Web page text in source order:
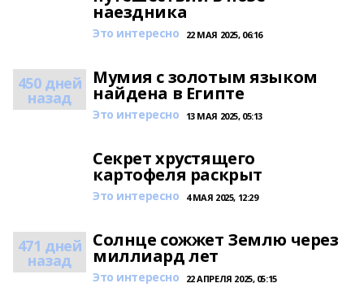
наездника
Это интересно 22 МАЯ 2025, 06:16
450 дней
назад
Мумия с золотым языком
найдена в Египте
Это интересно 13 МАЯ 2025, 05:13
Секрет хрустящего
картофеля раскрыт
Это интересно 4 МАЯ 2025, 12:29
471 дней
назад
Солнце сожжет Землю через
миллиард лет
Это интересно 22 АПРЕЛЯ 2025, 05:15